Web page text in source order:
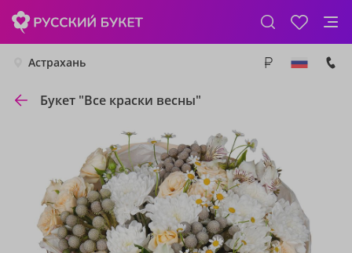
Астрахань
Букет "Все краски весны"